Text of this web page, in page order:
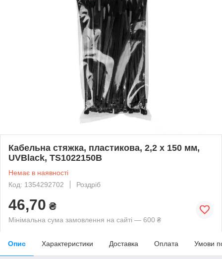
Кабельна стяжка, пластикова, 2,2 х 150 мм,
UVBlack, TS1022150B
Немає в наявності
Код: 1354292702
Роздріб
46,70 ₴
Мінімальна сума замовлення на сайті — 600 ₴
Опис Характеристики Доставка Оплата Умови